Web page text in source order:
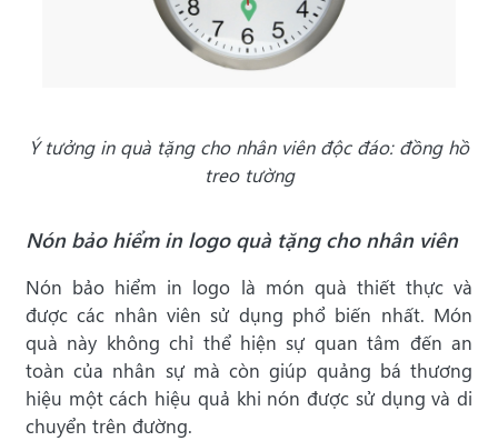
Ý tưởng in quà tặng cho nhân viên độc đáo: đồng hồ
treo tường
Nón bảo hiểm in logo quà tặng cho nhân viên
Nón bảo hiểm in logo là món quà thiết thực và
được các nhân viên sử dụng phổ biến nhất. Món
quà này không chỉ thể hiện sự quan tâm đến an
toàn của nhân sự mà còn giúp quảng bá thương
hiệu một cách hiệu quả khi nón được sử dụng và di
chuyển trên đường.